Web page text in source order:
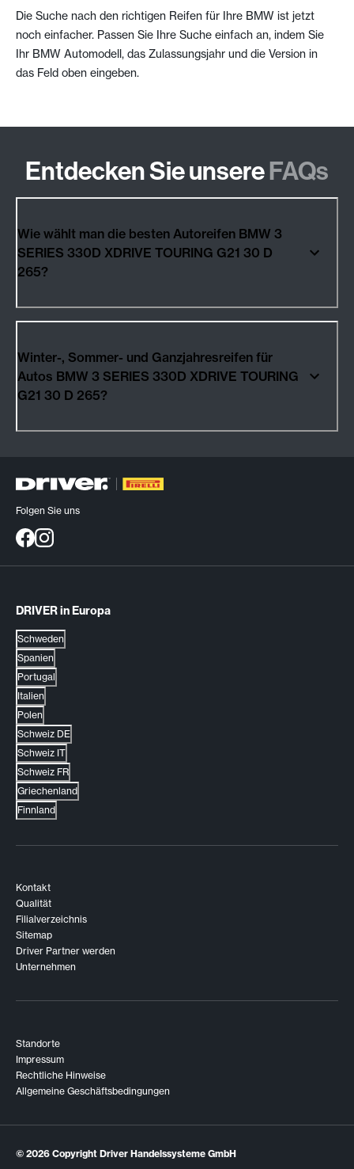
Die Suche nach den richtigen Reifen für Ihre BMW ist jetzt
noch einfacher. Passen Sie Ihre Suche einfach an, indem Sie
Ihr BMW Automodell, das Zulassungsjahr und die Version in
das Feld oben eingeben.
Entdecken Sie unsereFAQs
Wie wählt man die besten Autoreifen BMW 3
SERIES 330D XDRIVE TOURING G21 30 D
265?
Winter-, Sommer- und Ganzjahresreifen für
Autos BMW 3 SERIES 330D XDRIVE TOURING
G21 30 D 265?
Folgen Sie uns
DRIVER in Europa
Schweden
Spanien
Portugal
Italien
Polen
Schweiz DE
Schweiz IT
Schweiz FR
Griechenland
Finnland
Kontakt
Qualität
Filialverzeichnis
Sitemap
Driver Partner werden
Unternehmen
Standorte
Impressum
Rechtliche Hinweise
Allgemeine Geschäftsbedingungen
© 2026 Copyright Driver Handelssysteme GmbH